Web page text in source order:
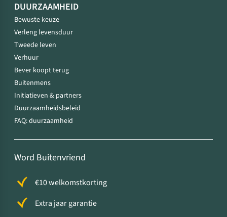
DUURZAAMHEID
Bewuste keuze
Verleng levensduur
Tweede leven
Verhuur
Bever koopt terug
Buitenmens
Initiatieven & partners
Duurzaamheidsbeleid
FAQ: duurzaamheid
Word Buitenvriend
€10 welkomstkorting
Extra jaar garantie